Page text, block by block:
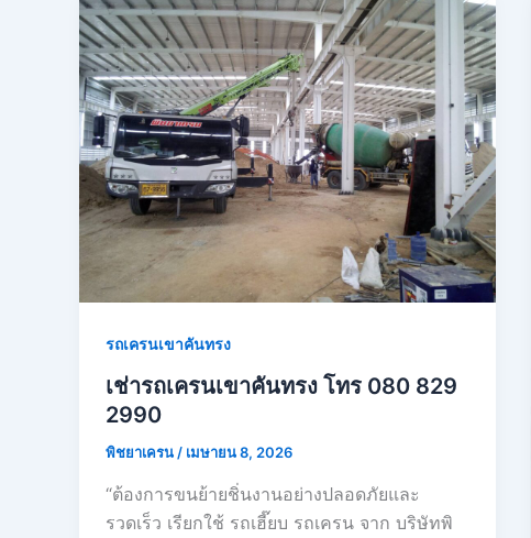
รถเครนเขาคันทรง
เช่ารถเครนเขาคันทรง โทร 080 829
2990
พิชยาเครน/ เมษายน 8, 2026
“ต้องการขนย้ายชิ่นงานอย่างปลอดภัยและ
รวดเร็ว เรียกใช้ รถเฮี๊ยบ รถเครน จาก บริษัทพิ